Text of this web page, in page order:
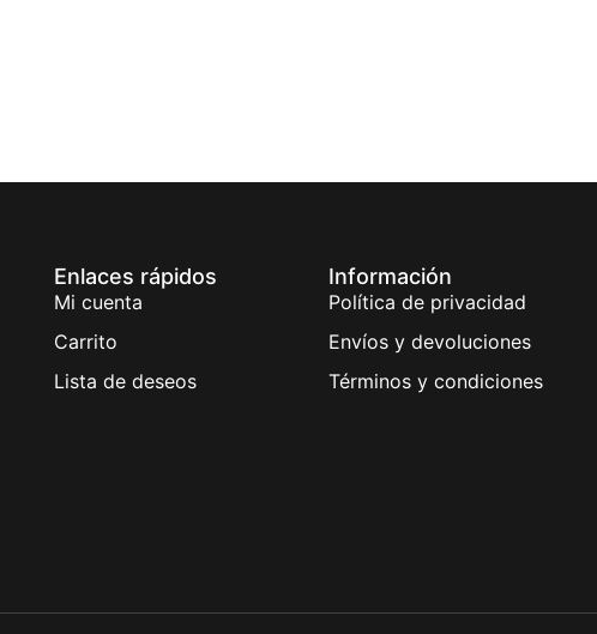
Enlaces rápidos
Mi cuenta
Carrito
Lista de deseos
Información
Política de privacidad
Envíos y devoluciones
Términos y condiciones